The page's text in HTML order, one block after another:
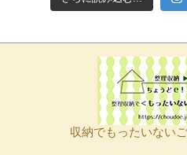
収納でもったいない